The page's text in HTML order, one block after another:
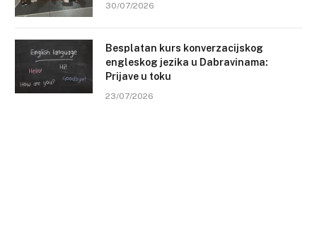
30/07/2026
Besplatan kurs konverzacijskog
engleskog jezika u Dabravinama:
Prijave u toku
23/07/2026